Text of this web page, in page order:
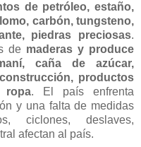
de petróleo, estaño,
carbón, tungsteno,
piedras preciosas.
de maderas y produce
caña de azúcar,
productos
ropa. El país enfrenta
y una falta de medidas
ciclones, deslaves,
afectan al país.